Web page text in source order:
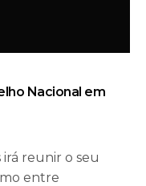
Nacional em
irá reunir o seu
entre